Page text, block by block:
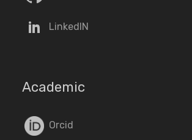
LinkedIN
Academic
Orcid